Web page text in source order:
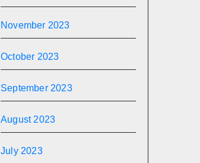
November 2023
October 2023
September 2023
August 2023
July 2023